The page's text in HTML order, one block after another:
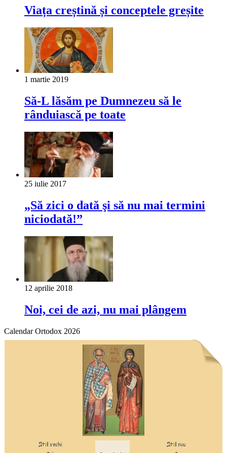
Viața creștină și conceptele greșite
1 martie 2019
Să-L lăsăm pe Dumnezeu să le
rânduiască pe toate
25 iulie 2017
„Să zici o dată şi să nu mai termini
niciodată!”
12 aprilie 2018
Noi, cei de azi, nu mai plângem
Calendar Ortodox 2026